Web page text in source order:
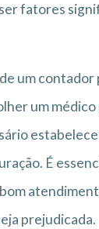
fatores
um contador
um médico
É
prejudicada.